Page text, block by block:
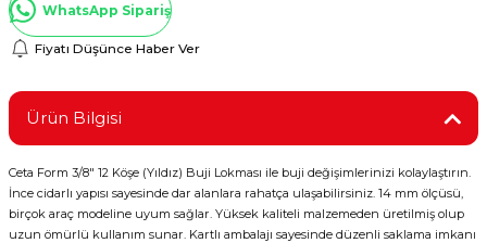
Atölye Aletleri
WhatsApp Sipariş
Fiyatı Düşünce Haber Ver
Ürün Bilgisi
Ceta Form 3/8" 12 Köşe (Yıldız) Buji Lokması ile buji değişimlerinizi kolaylaştırın.
İnce cidarlı yapısı sayesinde dar alanlara rahatça ulaşabilirsiniz. 14 mm ölçüsü,
birçok araç modeline uyum sağlar. Yüksek kaliteli malzemeden üretilmiş olup
uzun ömürlü kullanım sunar. Kartlı ambalajı sayesinde düzenli saklama imkanı